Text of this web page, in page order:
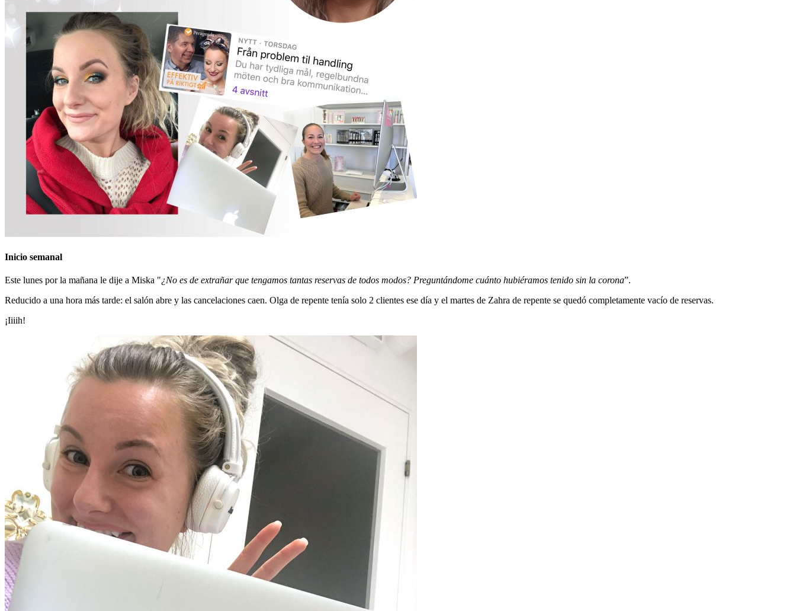
Inicio semanal
Este lunes por la mañana le dije a Miska "¿No es de extrañar que tengamos tantas reservas de todos modos? Preguntándome cuánto hubiéramos tenido sin la corona”.
Reducido a una hora más tarde: el salón abre y las cancelaciones caen. Olga de repente tenía solo 2 clientes ese día y el martes de Zahra de repente se quedó completamente vacío de reservas.
¡Iiiih!